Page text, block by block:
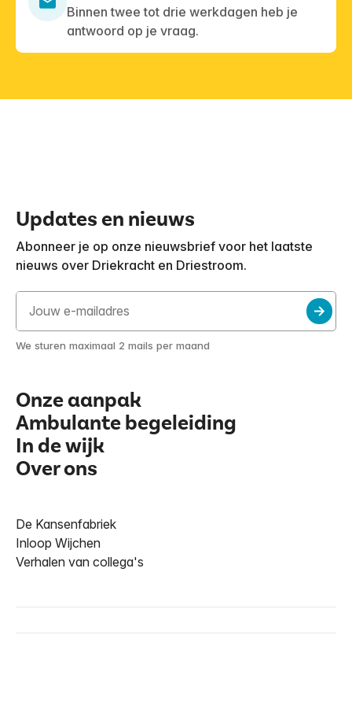
Binnen twee tot drie werkdagen heb je
antwoord op je vraag.
Updates en nieuws
Abonneer je op onze nieuwsbrief voor het laatste
nieuws over Driekracht en Driestroom.
We sturen maximaal 2 mails per maand
Onze aanpak
Ambulante begeleiding
In de wijk
Over ons
De Kansenfabriek
Inloop Wijchen
Verhalen van collega's